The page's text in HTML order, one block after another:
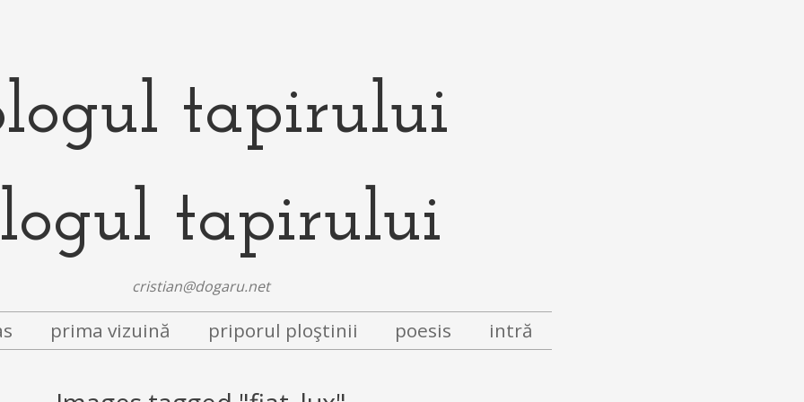
tapirului
cristian@dogaru.net
prima vizuină priporul ploştinii poesis intră